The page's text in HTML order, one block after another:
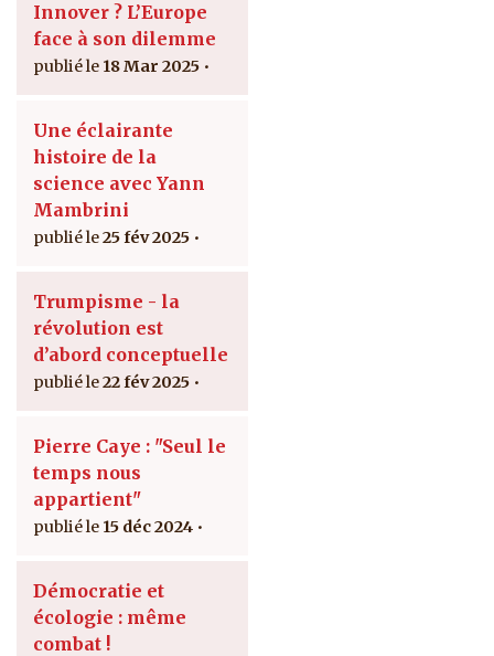
Innover ? L’Europe
face à son dilemme
18 Mar 2025
Une éclairante
histoire de la
science avec Yann
Mambrini
25 fév 2025
Trumpisme - la
révolution est
d’abord conceptuelle
22 fév 2025
Pierre Caye : "Seul le
temps nous
appartient"
15 déc 2024
Démocratie et
écologie : même
combat !